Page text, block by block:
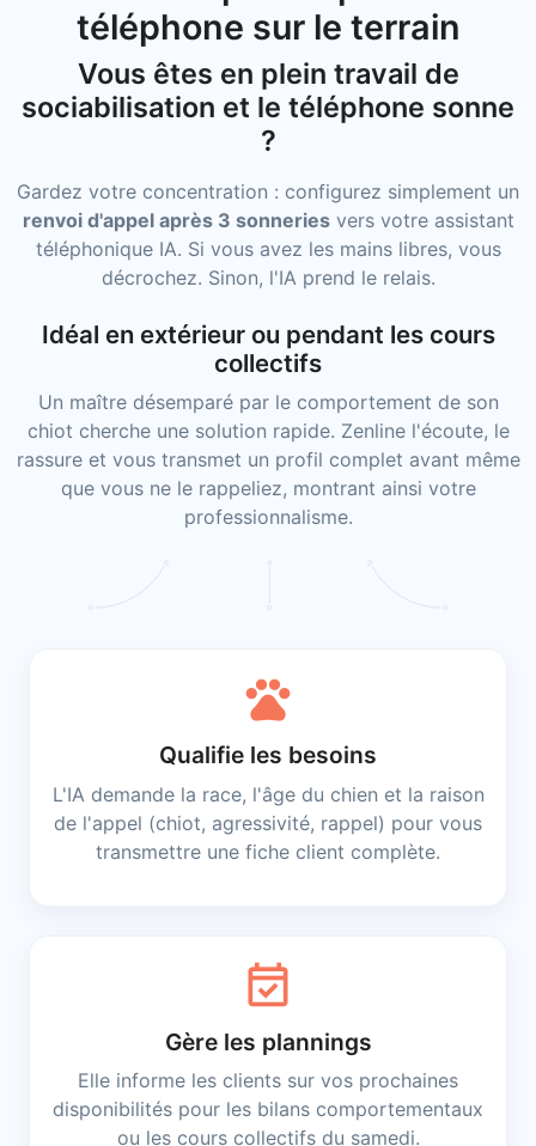
téléphone sur le terrain
Vous êtes en plein travail de
sociabilisation et le téléphone sonne
?
Gardez votre concentration : configurez simplement un
renvoi d'appel après 3 sonneriesvers votre assistant
téléphonique IA. Si vous avez les mains libres, vous
décrochez. Sinon, l'IA prend le relais.
Idéal en extérieur ou pendant les cours
collectifs
Un maître désemparé par le comportement de son
chiot cherche une solution rapide. Zenline l'écoute, le
rassure et vous transmet un profil complet avant même
que vous ne le rappeliez, montrant ainsi votre
professionnalisme.
pets
Qualifie les besoins
L'IA demande la race, l'âge du chien et la raison
de l'appel (chiot, agressivité, rappel) pour vous
transmettre une fiche client complète.
event_available
Gère les plannings
Elle informe les clients sur vos prochaines
disponibilités pour les bilans comportementaux
ou les cours collectifs du samedi.